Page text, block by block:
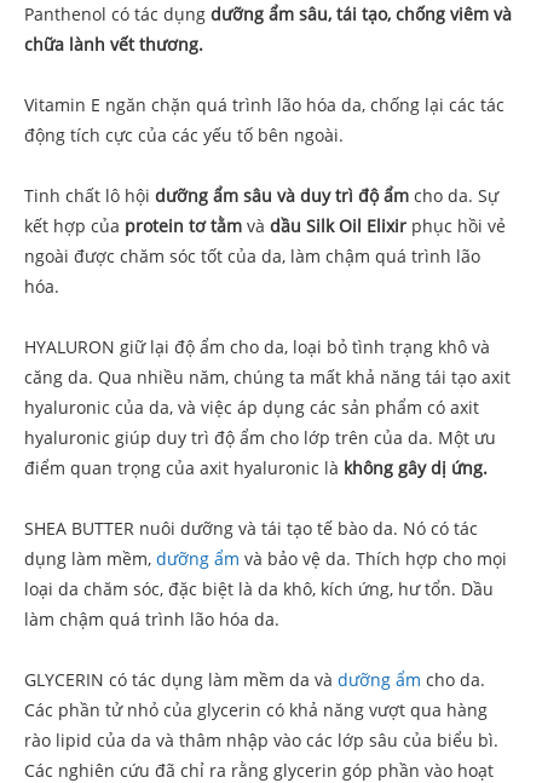
Panthenol có tác dụng dưỡng ẩm sâu, tái tạo, chống viêm và
chữa lành vết thương.
Vitamin E ngăn chặn quá trình lão hóa da, chống lại các tác
động tích cực của các yếu tố bên ngoài.
Tinh chất lô hội dưỡng ẩm sâu và duy trì độ ẩm cho da. Sự
kết hợp của protein tơ tằm và dầu Silk Oil Elixir phục hồi vẻ
ngoài được chăm sóc tốt của da, làm chậm quá trình lão
hóa.
HYALURON giữ lại độ ẩm cho da, loại bỏ tình trạng khô và
căng da. Qua nhiều năm, chúng ta mất khả năng tái tạo axit
hyaluronic của da, và việc áp dụng các sản phẩm có axit
hyaluronic giúp duy trì độ ẩm cho lớp trên của da. Một ưu
điểm quan trọng của axit hyaluronic là không gây dị ứng.
SHEA BUTTER nuôi dưỡng và tái tạo tế bào da. Nó có tác
dụng làm mềm, dưỡng ẩm và bảo vệ da. Thích hợp cho mọi
loại da chăm sóc, đặc biệt là da khô, kích ứng, hư tổn. Dầu
làm chậm quá trình lão hóa da.
GLYCERIN có tác dụng làm mềm da và dưỡng ẩm cho da.
Các phần tử nhỏ của glycerin có khả năng vượt qua hàng
rào lipid của da và thâm nhập vào các lớp sâu của biểu bì.
Các nghiên cứu đã chỉ ra rằng glycerin góp phần vào hoạt